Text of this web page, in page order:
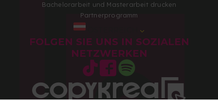
Bachelorarbeit und Masterarbeit drucken
Partnerprogramm
FOLGEN SIE UNS IN SOZIALEN
NETZWERKEN